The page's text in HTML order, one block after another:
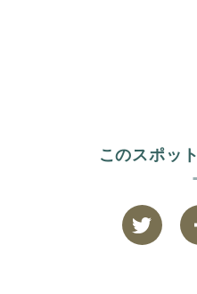
このスポッ